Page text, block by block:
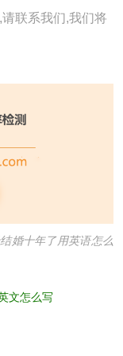
联系我们,我们将
婚十年了用英语怎么
文怎么写